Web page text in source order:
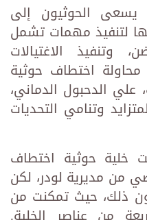
يسعى الحوثيون إلى
لتنفيذ مهمات تشمل
وتنفيذ الاغتيالات
اختطاف حوثية
علي الدحبول الدماني،
وتنامي التحديات
خلية حوثية اختطاف
الماضي من مديرية لودر، لكن
ذلك، حيث تمكنت من